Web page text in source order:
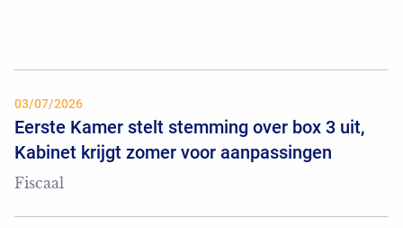
03/07/2026
Eerste Kamer stelt stemming over box 3 uit,
Kabinet krijgt zomer voor aanpassingen
Fiscaal